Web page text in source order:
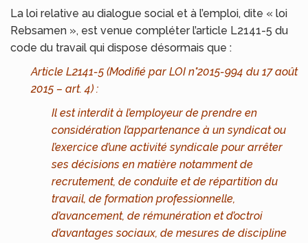
La loi relative au dialogue social et à l’emploi, dite « loi
Rebsamen », est venue compléter l’article L2141-5 du
code du travail qui dispose désormais que :
Article L2141-5 (Modifié par LOI n°2015-994 du 17 août
2015 – art. 4) :
Il est interdit à l’employeur de prendre en
considération l’appartenance à un syndicat ou
l’exercice d’une activité syndicale pour arrêter
ses décisions en matière notamment de
recrutement, de conduite et de répartition du
travail, de formation professionnelle,
d’avancement, de rémunération et d’octroi
d’avantages sociaux, de mesures de discipline